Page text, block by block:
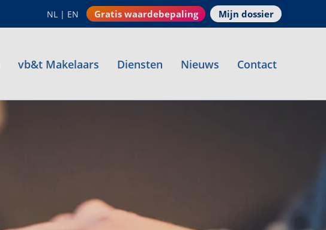
NL | EN Gratis waardebepaling Mijn dossier
vb&t Makelaars Diensten Nieuws Contact